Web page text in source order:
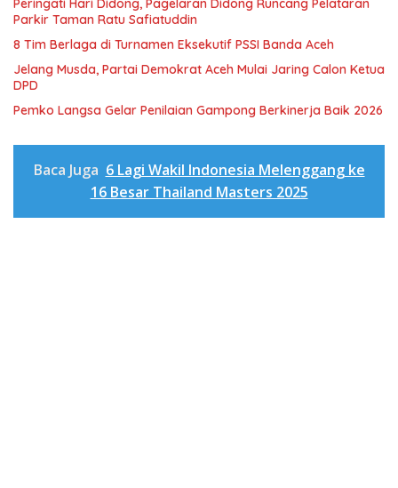
Peringati Hari Didong, Pagelaran Didong Runcang Pelataran
Parkir Taman Ratu Safiatuddin
8 Tim Berlaga di Turnamen Eksekutif PSSI Banda Aceh
Jelang Musda, Partai Demokrat Aceh Mulai Jaring Calon Ketua
DPD
Pemko Langsa Gelar Penilaian Gampong Berkinerja Baik 2026
Baca Juga 6 Lagi Wakil Indonesia Melenggang ke
16 Besar Thailand Masters 2025